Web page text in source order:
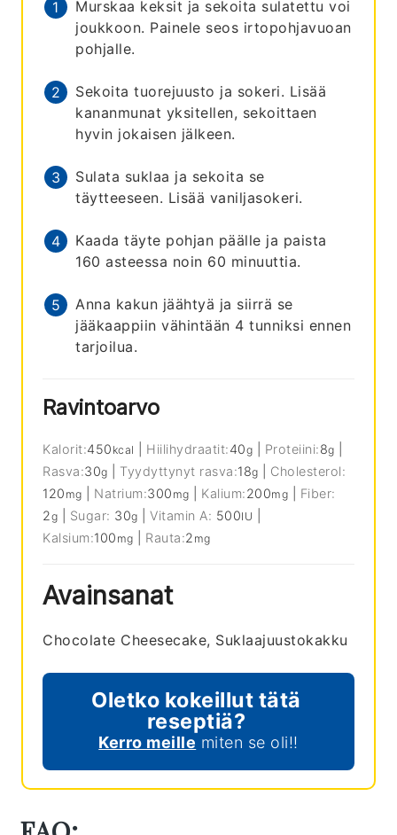
Murskaa keksit ja sekoita sulatettu voi
joukkoon. Painele seos irtopohjavuoan
pohjalle.
Sekoita tuorejuusto ja sokeri. Lisää
kananmunat yksitellen, sekoittaen
hyvin jokaisen jälkeen.
Sulata suklaa ja sekoita se
täytteeseen. Lisää vaniljasokeri.
Kaada täyte pohjan päälle ja paista
160 asteessa noin 60 minuuttia.
Anna kakun jäähtyä ja siirrä se
jääkaappiin vähintään 4 tunniksi ennen
tarjoilua.
Ravintoarvo
Kalorit:450 kcal Hiilihydraatit:40g Proteiini:8g
Rasva:30g Tyydyttynyt rasva:18g
Cholesterol:
120 mg Natrium:300 mg Kalium:200mg
Fiber:
2g Sugar: 30g |Vitamin A: 500IU
Kalsium:100 mg Rauta:2 mg
Avainsanat
Chocolate Cheesecake, Suklaajuustokakku
Oletko kokeillut tätä
reseptiä?
Kerro meille miten se oli!!